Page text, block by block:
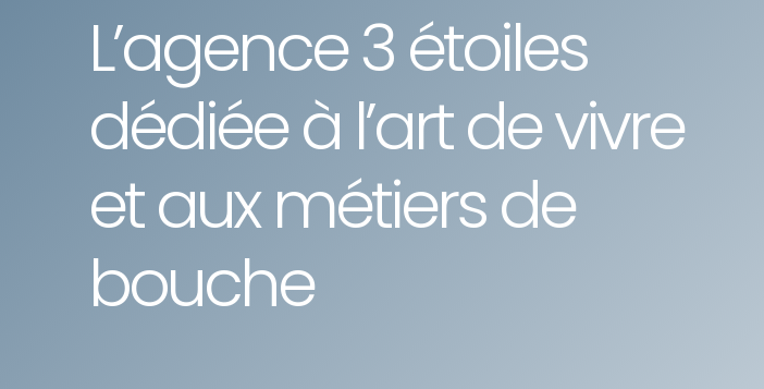
L’agence 3 étoiles
dédiée à l’art de vivre
et aux métiers de
bouche